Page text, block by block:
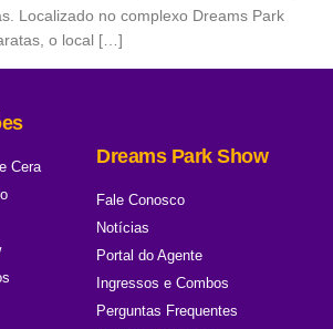
Localizado no complexo Dreams Park
o local […]
Cera
Dreams Park Show
Fale Conosco
Notícias
Portal do Agente
Ingressos e Combos
Perguntas Frequentes